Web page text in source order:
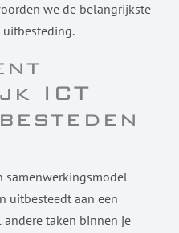
we de belangrijkste
uitbesteding.
ICT
samenwerkingsmodel
uitbesteedt aan een
taken binnen je